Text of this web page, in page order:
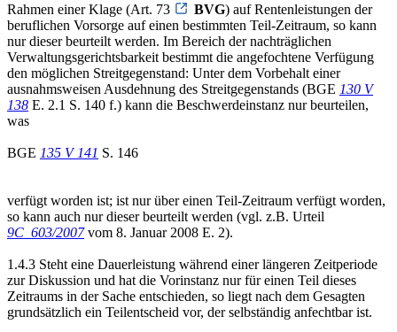
Rahmen einer Klage (Art. 73
BVG) auf Rentenleistungen der
beruflichen Vorsorge auf einen bestimmten Teil-Zeitraum, so kann
nur dieser beurteilt werden. Im Bereich der nachträglichen
Verwaltungsgerichtsbarkeit bestimmt die angefochtene Verfügung
den möglichen Streitgegenstand: Unter dem Vorbehalt einer
ausnahmsweisen Ausdehnung des Streitgegenstands (BGE 130 V
138 E. 2.1 S. 140 f.) kann die Beschwerdeinstanz nur beurteilen,
was
BGE 135 V 141 S. 146
verfügt worden ist; ist nur über einen Teil-Zeitraum verfügt worden,
so kann auch nur dieser beurteilt werden (vgl. z.B. Urteil
9C_603/2007vom 8. Januar 2008 E. 2).
1.4.3 Steht eine Dauerleistung während einer längeren Zeitperiode
zur Diskussion und hat die Vorinstanz nur für einen Teil dieses
Zeitraums in der Sache entschieden, so liegt nach dem Gesagten
grundsätzlich ein Teilentscheid vor, der selbständig anfechtbar ist.